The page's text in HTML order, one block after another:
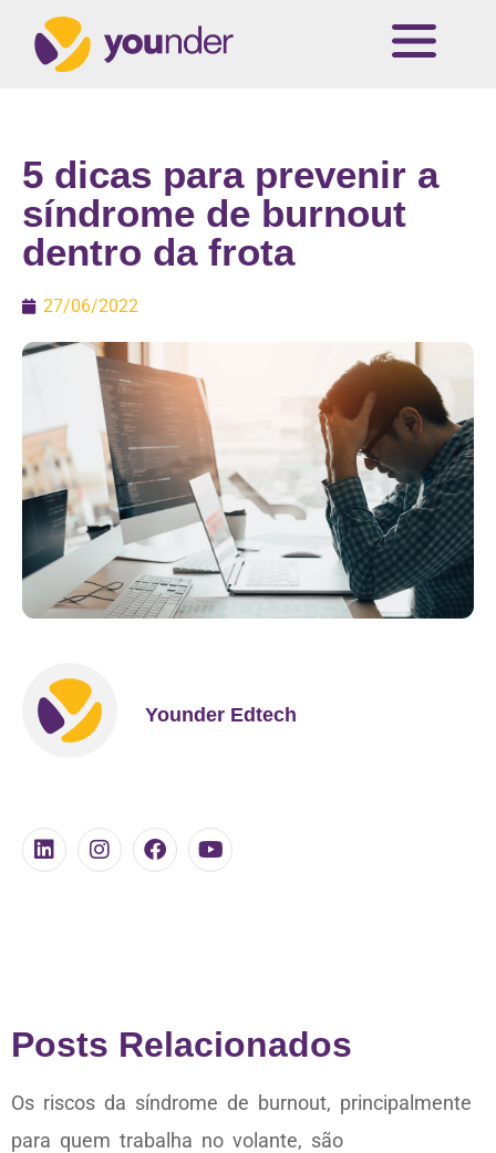
5 dicas para prevenir a
síndrome de burnout
dentro da frota
27/06/2022
Younder Edtech
Posts Relacionados
Os riscos da síndrome de burnout, principalmente
para quem trabalha no volante, são